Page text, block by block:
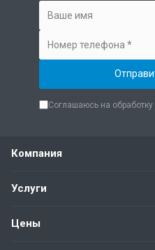
Соглашаюсь на обработку
Компания
Услуги
Цены